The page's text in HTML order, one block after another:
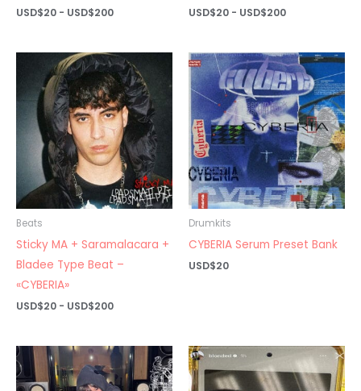
USD$20 - USD$200Rango
desde
USD$20
hasta
USD$200
USD$20 - USD$200Rango
desde
USD$20
hasta
USD$200
Beats
Sticky MA + Saramalacara +
Bladee Type Beat –
«CYBERIA»
USD$20 - USD$200Rango
desde
USD$20
hasta
USD$200
Drumkits
CYBERIA Serum Preset Bank
USD$20